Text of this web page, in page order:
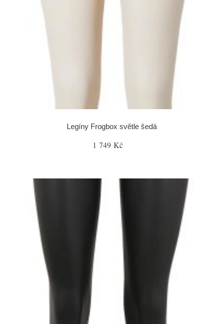
Legíny Frogbox světle šedá
1 749 Kč